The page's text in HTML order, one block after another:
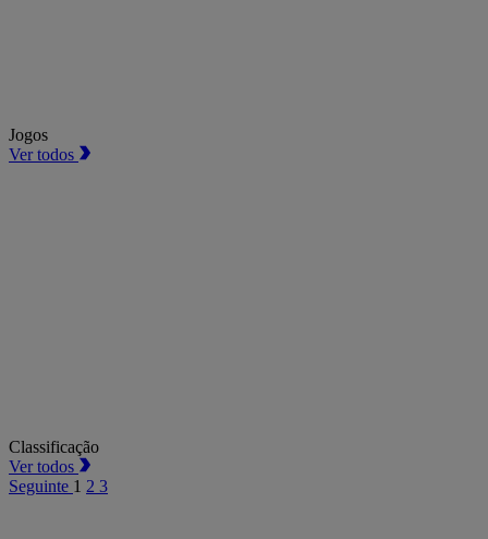
Jogos
Ver todos
Classificação
Ver todos
Seguinte 1 2 3